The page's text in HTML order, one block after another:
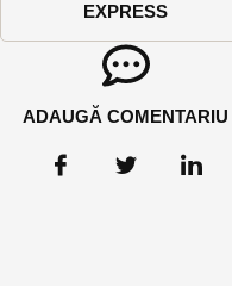
EXPRESS
ADAUGĂ COMENTARIU